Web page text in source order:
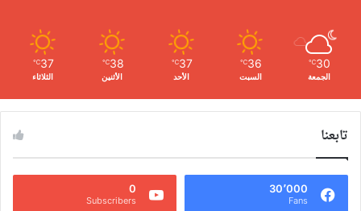
30
℃
الجمعة
36
℃
السبت
37
℃
الأحد
38
℃
الأثنين
37
℃
الثلاثاء
تابعنا
30٬000
Fans
0
Subscribers